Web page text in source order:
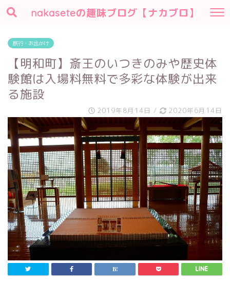
nakaseteの趣味ブログ【ナカブロ】
旅行・お出かけ
【明和町】斎王のいつきのみや歴史体
験館は入場料無料で多彩な体験が出来
る施設
2019年8月14日 / 2020年6月14日